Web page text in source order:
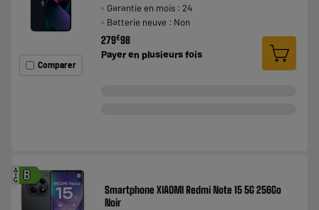
Comparer
Garantie en mois : 24
Batterie neuve : Non
279€98
Payer en plusieurs fois
B
A
G
Smartphone XIAOMI Redmi Note 15 5G 256Go
Noir